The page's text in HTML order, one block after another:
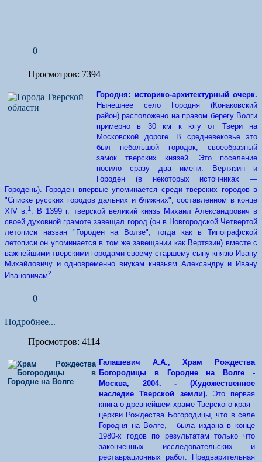
0
Просмотров: 7394
Городня: историко-архитектурный очерк.
Нынешнее село Городня (Конаковский
район) расположено на правом берегу Волги
примерно в 30 км к югу от Твери на
Московской дороге. В средневековье это
был небольшой городок, своеобразный
замок тверских князей. Это поселение
носило сразу два имени: Вертязин и
Городен (в некоторых источниках —
Городень). Городен впервые упоминается среди тверских городов в
"Списке русских городов дальних и ближних", составленном в конце
XIV в.1 . В 1399 г. тверской великий князь Михаил Александрович в
своей духовной грамоте завещал город (он в Новгородской Четвертой
летописи назван "Городен на Волзе", тогда как в Типографской
летописи он упоминается в том же завещании как Вертязин) вместе с
важнейшими тверскими городами своему старшему сыну князю Ивану
Михайловичу и одновременно внукам князьям Александру и Ивану
Ивановичам2
0
Подробнее...
Просмотров: 4114
Галашевич А.А., Храм Рождества
Богородицы в Городне на Волге -
Москва, 2004. - (Художественное
наследие Тверской земли).
Это первая
книга о древнейшем храме Тверского края -
церкви Рождества Богородицы, что в селе
Городня на Волге, - была издана в конце
1980-х годов по результатам только что
законченных исследовательских и
реставрационных работ. Предварительная